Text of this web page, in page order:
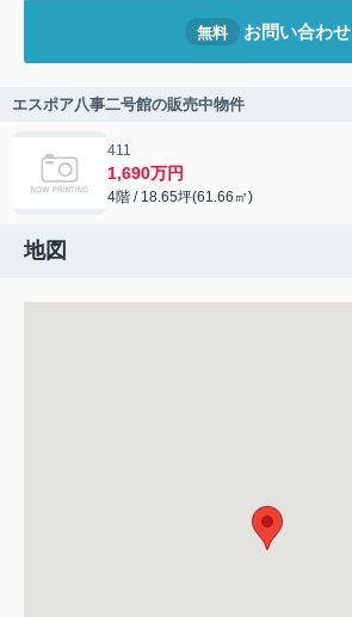
無料 お問い合わせ
エスポア八事二号館の販売中物件
411
1,690万円
4階 / 18.65坪(61.66㎡)
地図